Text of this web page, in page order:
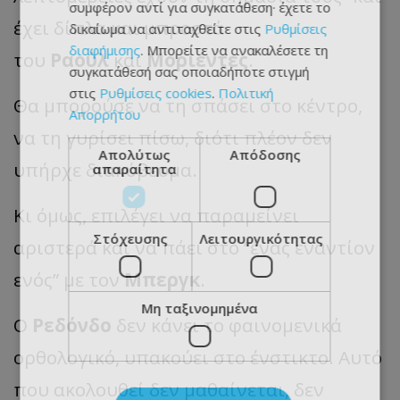
έχει δίπλα και μπροστά
του Ραούλκαι Μοριέντες.
Θα μπορούσε να τη σπάσει στο κέντρο,
να τη γυρίσει πίσω, διότι πλέον δεν
υπήρχε διακύβευμα.
Κι όμως, επιλέγει να παραμείνει
αριστερά και να πάει στο “ένας εναντίον
ενός” με τονΜπεργκ.
Ο Ρεδόνδο δεν κάνει το φαινομενικά
ορθολογικό, υπακούει στο ένστικτο. Αυτό
που ακολουθεί δεν μαθαίνεται, δεν
συμφέρον αντί για συγκατάθεση· έχετε το
δικαίωμα να αντιταχθείτε στις Ρυθμίσεις
διαφήμισης. Μπορείτε να ανακαλέσετε τη
συγκατάθεσή σας οποιαδήποτε στιγμή
στις Ρυθμίσεις cookies. Πολιτική
Απορρήτου
Απολύτως
απαραίτητα
Απόδοσης
Στόχευσης Λειτουργικότητας
Μη ταξινομημένα